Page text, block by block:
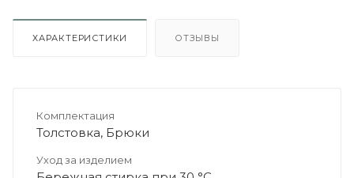
ХАРАКТЕРИСТИКИ ОТЗЫВЫ
Комплектация
Толстовка, Брюки
Уход за изделием